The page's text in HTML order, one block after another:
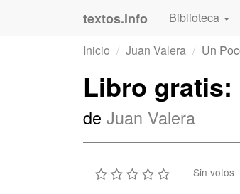
textos.info Biblioteca
Inicio
Juan Valera Un
Libro gratis:
de Juan Valera
Sin votos